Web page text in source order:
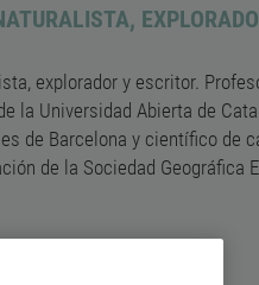
explorador y escritor.
la Universidad Abierta de
de Barcelona y científico de
de la Sociedad Geográfica